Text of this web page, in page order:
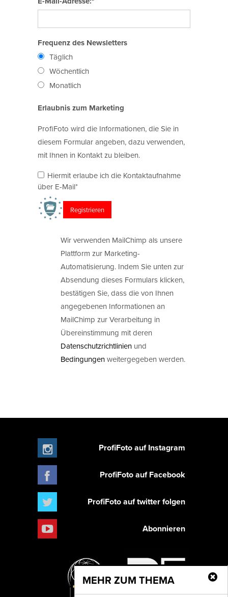
Frequenz des Newsletters
Täglich
Wöchentlich
Monatlich
Erlaubnis zum Marketing
ProfiFoto wird die Informationen, die Sie in
diesem Formular angeben, dazu verwenden,
mit Ihnen in Kontakt zu bleiben.
Hiermit erlaube ich die Kontaktaufnahme
über E-Mail*
Wir verwenden MailChimp als unsere
Plattform zur Marketing-
Automatisierung. Indem Sie unten zur
Absendung dieses Formulars klicken,
bestätigen Sie, dass die von Ihnen
angegebenen Informationen an
MailChimp zur Verarbeitung in
Übereinstimmung mit deren
Datenschutzrichtlinien und
Bedingungenweitergegeben werden.
MEHR ZUM THEMA
ProfiFoto auf Instagram
ProfiFoto auf Facebook
ProfiFoto auf twitter folgen
Abonnieren